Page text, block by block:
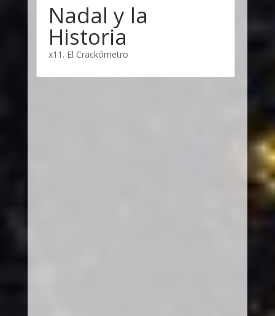
Nadal y la
Historia
x11. El Crackómetro